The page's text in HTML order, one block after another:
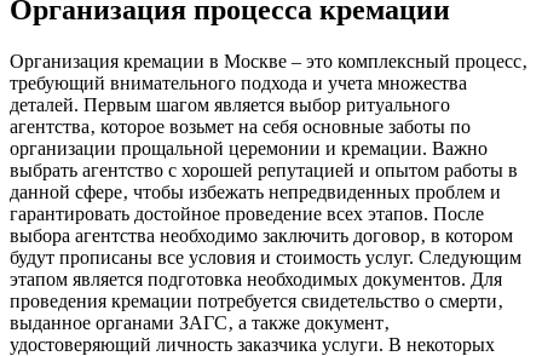
Организация процесса кремации
Организация кремации в Москве – это комплексный процесс‚
требующий внимательного подхода и учета множества
деталей. Первым шагом является выбор ритуального
агентства‚ которое возьмет на себя основные заботы по
организации прощальной церемонии и кремации. Важно
выбрать агентство с хорошей репутацией и опытом работы в
данной сфере‚ чтобы избежать непредвиденных проблем и
гарантировать достойное проведение всех этапов. После
выбора агентства необходимо заключить договор‚ в котором
будут прописаны все условия и стоимость услуг. Следующим
этапом является подготовка необходимых документов. Для
проведения кремации потребуется свидетельство о смерти‚
выданное органами ЗАГС‚ а также документ‚
удостоверяющий личность заказчика услуги. В некоторых